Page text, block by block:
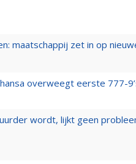
maatschappij zet in op
overweegt eerste 777-
wordt, lijkt geen